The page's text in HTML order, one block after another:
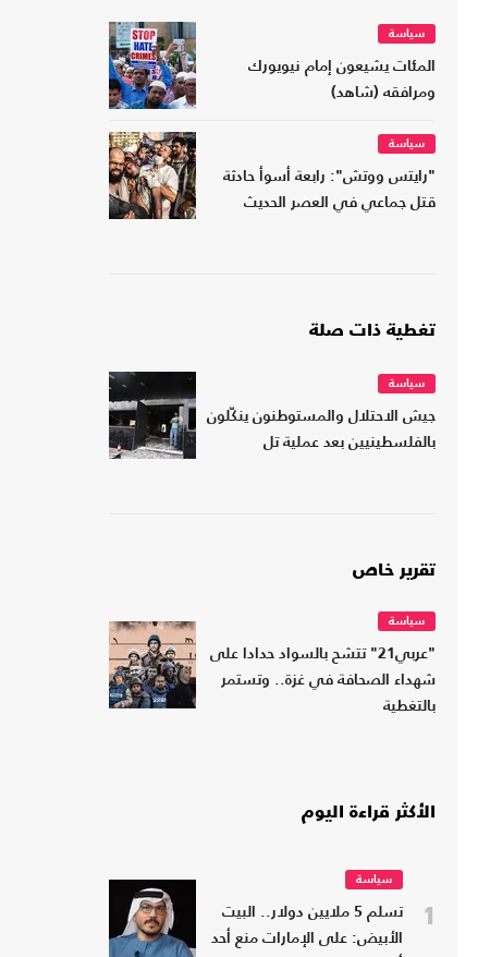
سياسة
المئات يشيعون إمام نيويورك
ومرافقه (شاهد)
سياسة
"رايتس ووتش": رابعة أسوأ حادثة
قتل جماعي في العصر الحديث
تغطية ذات صلة
سياسة
جيش الاحتلال والمستوطنون ينكّلون
بالفلسطينيين بعد عملية تل
تقرير خاص
سياسة
"عربي21" تتشح بالسواد حدادا على
شهداء الصحافة في غزة.. وتستمر
بالتغطية
الأكثر قراءة اليوم
1
سياسة
تسلم 5 ملايين دولار.. البيت
الأبيض: على الإمارات منع أحد